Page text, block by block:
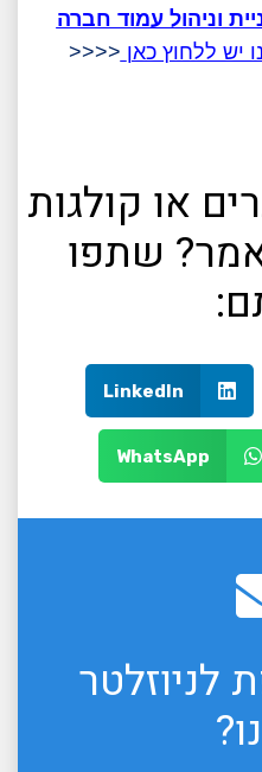
וניהול עמוד חברה
יש ללחוץ כאן <<<<
או קולגות
שתפו
LinkedIn
WhatsApp
לניוזלטר